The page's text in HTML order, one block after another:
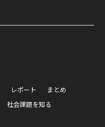
レポート
まとめ
社会課題を知る